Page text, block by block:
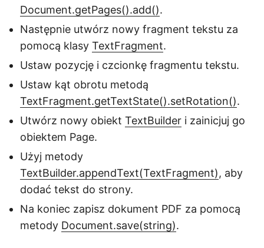
Document.getPages().add().
Następnie utwórz nowy fragment tekstu za
pomocą klasy TextFragment.
Ustaw pozycję i czcionkę fragmentu tekstu.
Ustaw kąt obrotu metodą
TextFragment.getTextState().setRotation().
Utwórz nowy obiekt TextBuilder i zainicjuj go
obiektem Page.
Użyj metody
TextBuilder.appendText(TextFragment), aby
dodać tekst do strony.
Na koniec zapisz dokument PDF za pomocą
metody Document.save(string).